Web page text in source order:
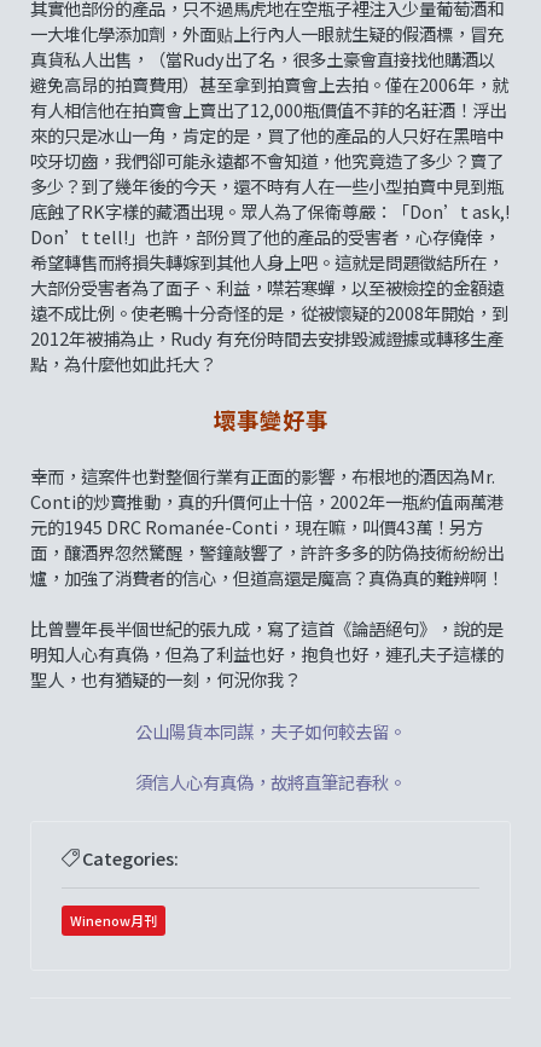
其實他部份的產品，只不過馬虎地在空瓶子裡注入少量葡萄酒和
一大堆化學添加劑，外面贴上行內人一眼就生疑的假酒標，冒充
真貨私人出售，（當Rudy出了名，很多土豪會直接找他購酒以
避免高昂的拍賣費用）甚至拿到拍賣會上去拍。僅在2006年，就
有人相信他在拍賣會上賣出了12,000瓶價值不菲的名莊酒！浮出
來的只是冰山一角，肯定的是，買了他的產品的人只好在黑暗中
咬牙切齒，我們卻可能永遠都不會知道，他究竟造了多少？賣了
多少？到了幾年後的今天，還不時有人在一些小型拍賣中見到瓶
底蝕了RK字樣的藏酒出現。眾人為了保衛尊嚴：「Don’t ask,!
Don’t tell!」也許，部份買了他的產品的受害者，心存僥倖，
希望轉售而將損失轉嫁到其他人身上吧。這就是問題徵結所在，
大部份受害者為了面子、利益，噤若寒蟬，以至被檢控的金額遠
遠不成比例。使老鴨十分奇怪的是，從被懷疑的2008年開始，到
2012年被捕為止，Rudy 有充份時間去安排毀滅證據或轉移生產
點，為什麼他如此托大？
壞事變好事
幸而，這案件也對整個行業有正面的影響，布根地的酒因為Mr.
Conti的炒賣推動，真的升價何止十倍，2002年一瓶約值兩萬港
元的1945 DRC Romanée-Conti，現在嘛，叫價43萬！另方
面，釀酒界忽然驚醒，警鐘敲響了，許許多多的防偽技術紛紛出
爐，加強了消費者的信心，但道高還是魔高？真偽真的難辨啊！
比曾豐年長半個世紀的張九成，寫了這首《論語絕句》，說的是
明知人心有真偽，但為了利益也好，抱負也好，連孔夫子這樣的
聖人，也有猶疑的一刻，何況你我？
公山陽貨本同謀，夫子如何較去留。
須信人心有真偽，故將直筆記春秋。
Categories:
Winenow月刊